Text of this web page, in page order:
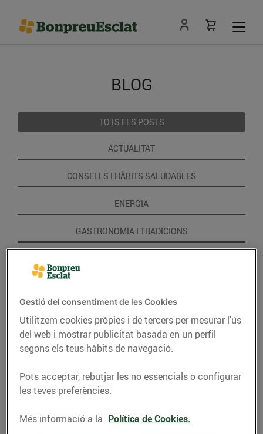
BLOG
TOTS ELS POSTS
ACTUALITAT
CONSELLS I HÀBITS SALUDABLES
ENERGIA
GASTRONOMIA I TRADICIONS
Gestió del consentiment de les Cookies
Utilitzem cookies pròpies i de tercers per mesurar l’ús
del web i mostrar publicitat basada en un perfil
segons els teus hàbits de navegació.
Pots acceptar, rebutjar les no essencials o configurar
les teves preferències.
Més informació a la Política de Cookies.